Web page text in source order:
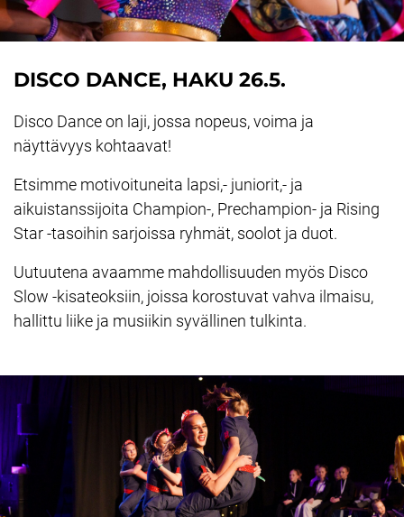
DISCO DANCE, HAKU 26.5.
Disco Dance on laji, jossa nopeus, voima ja
näyttävyys kohtaavat!
Etsimme motivoituneita lapsi,- juniorit,- ja
aikuistanssijoita Champion-, Prechampion- ja Rising
Star -tasoihin sarjoissa ryhmät, soolot ja duot.
Uutuutena avaamme mahdollisuuden myös Disco
Slow -kisateoksiin, joissa korostuvat vahva ilmaisu,
hallittu liike ja musiikin syvällinen tulkinta.